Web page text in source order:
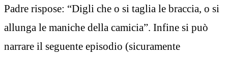
Padre rispose: “Digli che o si taglia le braccia, o si
allunga le maniche della camicia”. Infine si può
narrare il seguente episodio (sicuramente